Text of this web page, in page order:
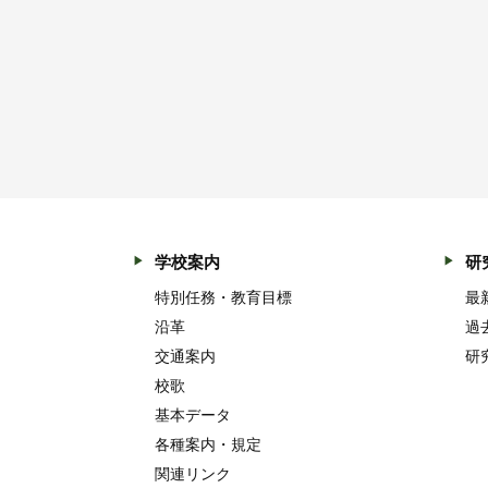
学校案内
特別任務・教育目標
沿革
交通案内
校歌
基本データ
各種案内・規定
関連リンク
研
最
過
研